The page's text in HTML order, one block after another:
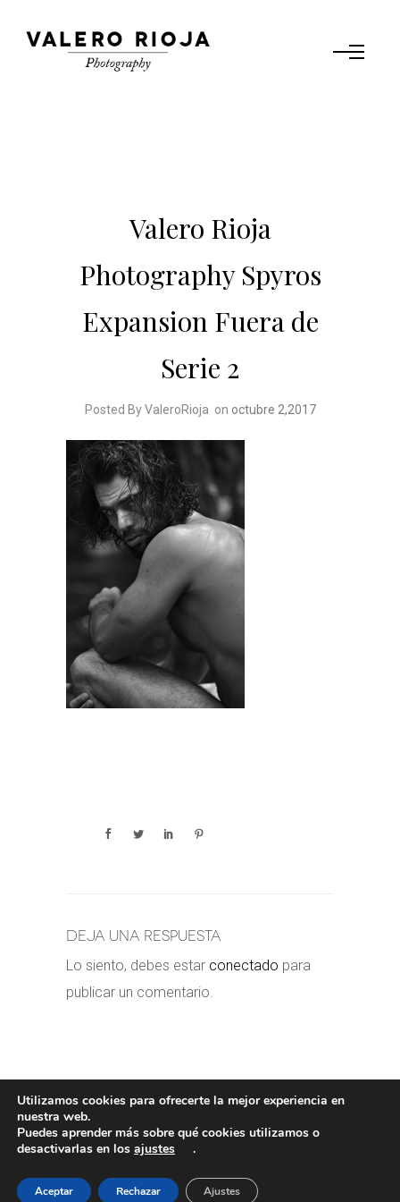
Valero Rioja
Photography Spyros
Expansion Fuera de
Serie 2
Posted By ValeroRioja on octubre 2,2017
Deja una respuesta
Lo siento, debes estar conectado para
publicar un comentario.
POLÍTICA DE COOKIES - POLÍTICA
VALERORIOJA
Utilizamos cookies para ofrecerte la mejor experiencia en
nuestra web.
Puedes aprender más sobre qué cookies utilizamos o
desactivarlas en los ajustes .
Aceptar Rechazar Ajustes